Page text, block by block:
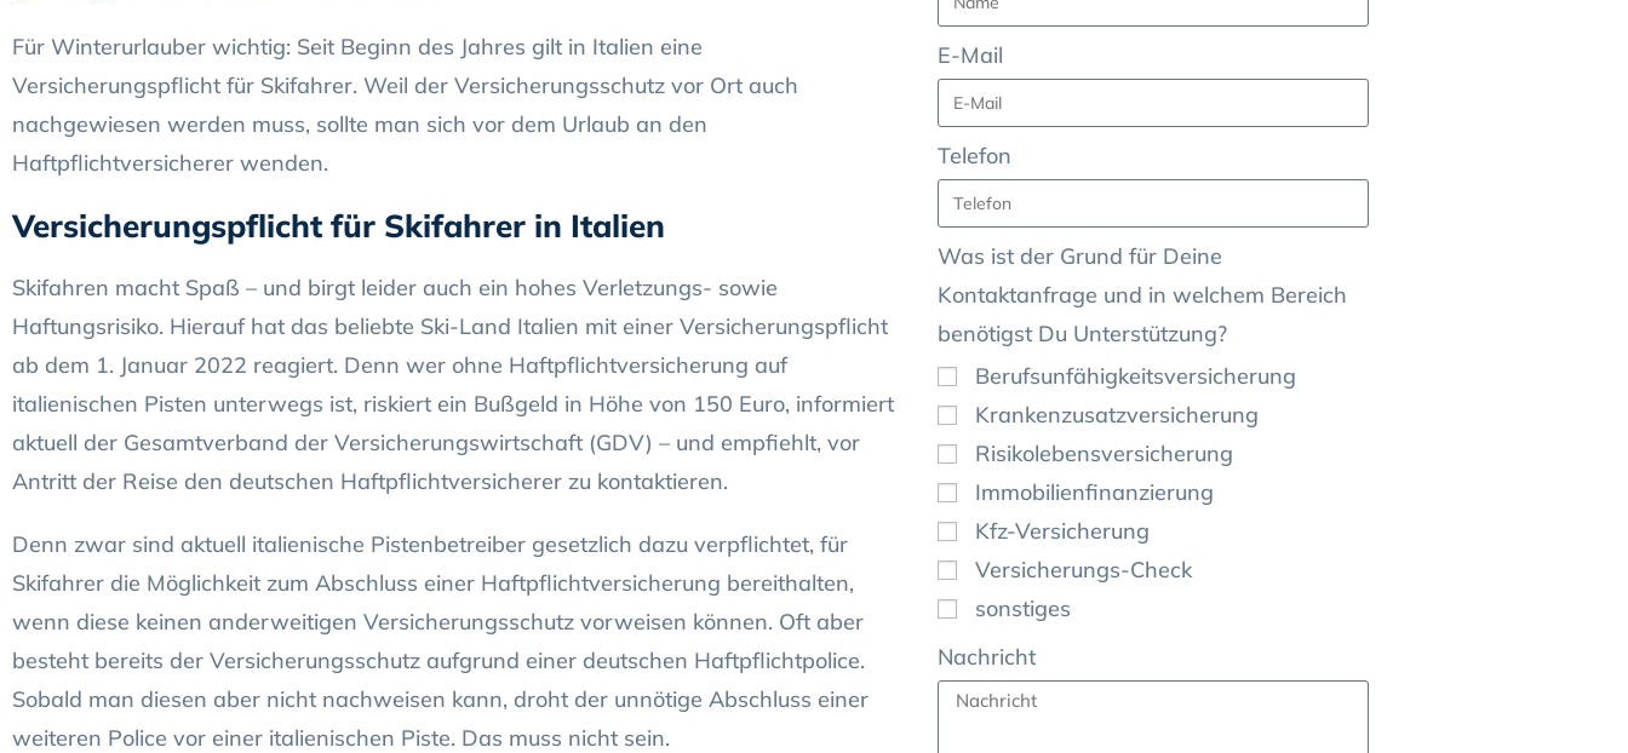
Für Winterurlauber wichtig: Seit Beginn des Jahres gilt in Italien eine
Versicherungspflicht für Skifahrer. Weil der Versicherungsschutz vor Ort auch
nachgewiesen werden muss, sollte man sich vor dem Urlaub an den
Haftpflichtversicherer wenden.
Versicherungspflicht für Skifahrer in Italien
Skifahren macht Spaß – und birgt leider auch ein hohes Verletzungs- sowie
Haftungsrisiko. Hierauf hat das beliebte Ski-Land Italien mit einer Versicherungspflicht
ab dem 1. Januar 2022 reagiert. Denn wer ohne Haftpflichtversicherung auf
italienischen Pisten unterwegs ist, riskiert ein Bußgeld in Höhe von 150 Euro, informiert
aktuell der Gesamtverband der Versicherungswirtschaft (GDV) – und empfiehlt, vor
Antritt der Reise den deutschen Haftpflichtversicherer zu kontaktieren.
Denn zwar sind aktuell italienische Pistenbetreiber gesetzlich dazu verpflichtet, für
Skifahrer die Möglichkeit zum Abschluss einer Haftpflichtversicherung bereithalten,
wenn diese keinen anderweitigen Versicherungsschutz vorweisen können. Oft aber
besteht bereits der Versicherungsschutz aufgrund einer deutschen Haftpflichtpolice.
Sobald man diesen aber nicht nachweisen kann, droht der unnötige Abschluss einer
weiteren Police vor einer italienischen Piste. Das muss nicht sein.
E-Mail
Telefon
Was ist der Grund für Deine
Kontaktanfrage und in welchem Bereich
benötigst Du Unterstützung?
Berufsunfähigkeitsversicherung
Krankenzusatzversicherung
Risikolebensversicherung
Immobilienfinanzierung
Kfz-Versicherung
Versicherungs-Check
sonstiges
Nachricht